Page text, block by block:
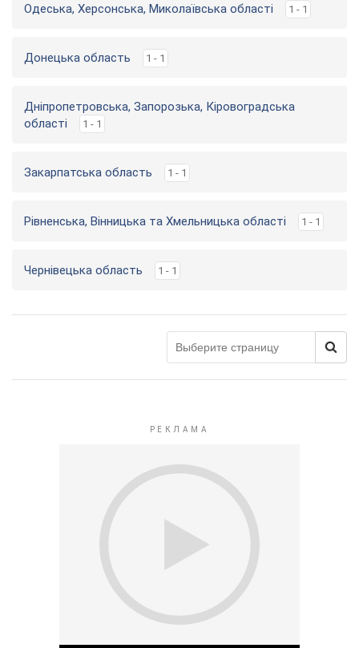
Одеська, Херсонська, Миколаївська області 1 - 1
Донецька область 1 - 1
Дніпропетровська, Запорозька, Кіровоградська
області
1 - 1
Закарпатська область 1 - 1
Рівненська, Вінницька та Хмельницька області 1 - 1
Чернівецька область 1 - 1